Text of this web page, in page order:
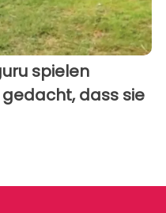
spielen
dass sie